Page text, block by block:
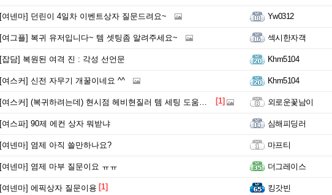
[여넨마] 던린이 4일차 이벤트상자 질문드려요~ Yw0312
[여그플] 복귀 유저입니다~ 템 셋팅좀 알려주세요~ 섹시한자객
[잡담] 복원된 여격 진 : 각성 선언문 Khm5104
[여스커] 신전 자무기 개꿀이네요 ^^ Khm5104
[여스커] (복귀하려는데) 현시점 헤비현질러 템 세팅 도움좀여 [1] 외로운꽃남이
[여스파] 90제 에컨 상자 뭐받냐 심해피딩러
[여넨마] 염제 아직 쓸만하나요? 마프티
[여넨마] 염제 마부 질문이요 ㅠㅠ 더그레이스
[여넨마] 에픽상자 질문이용 [1] 킹갓빈